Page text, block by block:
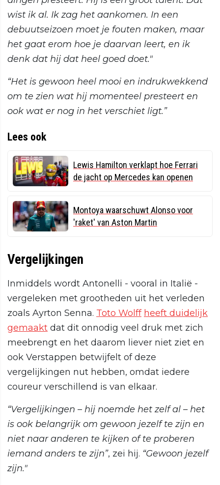
wist ik al. Ik zag het aankomen. In een
debuutseizoen moet je fouten maken, maar
het gaat erom hoe je daarvan leert, en ik
denk dat hij dat heel goed doet."
“Het is gewoon heel mooi en indrukwekkend
om te zien wat hij momenteel presteert en
ook wat er nog in het verschiet ligt.”
Lees ook
Lewis Hamilton verklapt hoe Ferrari
de jacht op Mercedes kan openen
Montoya waarschuwt Alonso voor
'raket' van Aston Martin
Vergelijkingen
Inmiddels wordt Antonelli - vooral in Italië -
vergeleken met grootheden uit het verleden
zoals Ayrton Senna. Toto Wolff heeft duidelijk
gemaakt dat dit onnodig veel druk met zich
meebrengt en het daarom liever niet ziet en
ook Verstappen betwijfelt of deze
vergelijkingen nut hebben, omdat iedere
coureur verschillend is van elkaar.
“Vergelijkingen – hij noemde het zelf al – het
is ook belangrijk om gewoon jezelf te zijn en
niet naar anderen te kijken of te proberen
iemand anders te zijn”, zei hij. “Gewoon jezelf
zijn."